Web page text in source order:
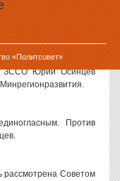
«Политсовет»
Собрания
РФ.
полутора лет после
ЗССО Юрий Осинцев
Против
рассмотрена Советом